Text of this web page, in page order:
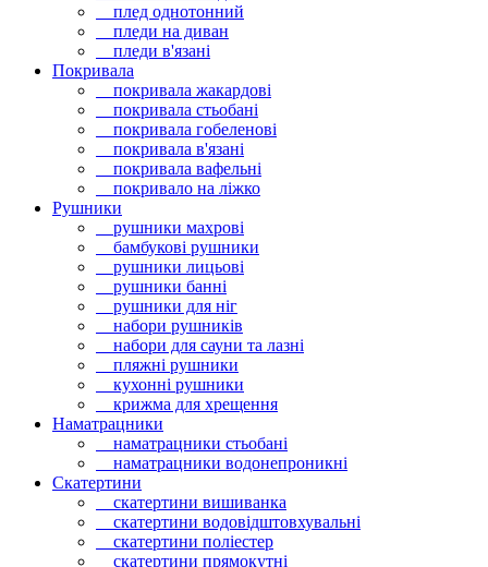
плед однотонний
пледи на диван
пледи в'язані
Покривала
покривала жакардові
покривала стьобані
покривала гобеленові
покривала в'язані
покривала вафельні
покривало на ліжко
Рушники
рушники махрові
бамбукові рушники
рушники лицьові
рушники банні
рушники для ніг
набори рушників
набори для сауни та лазні
пляжні рушники
кухонні рушники
крижма для хрещення
Наматрацники
наматрацники стьобані
наматрацники водонепроникні
Скатертини
скатертини вишиванка
скатертини водовідштовхувальні
скатертини поліестер
скатертини прямокутні